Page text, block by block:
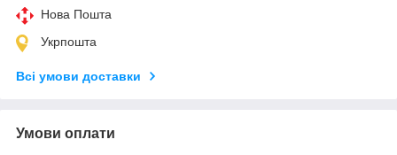
Нова Пошта
Укрпошта
Всі умови доставки
Умови оплати